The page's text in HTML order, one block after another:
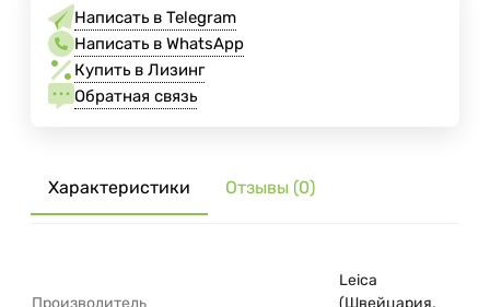
Написать в Telegram
Написать в WhatsApp
Купить в Лизинг
Обратная связь
Характеристики Отзывы (0)
Leica